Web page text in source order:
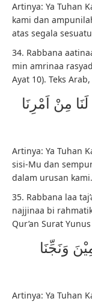
Artinya: Ya Tuhan
kami dan
atas segala
34. Rabbana
min amrinaa
Ayat 10). Teks Arab,
مِنْ اَمْرِنَا
Artinya: Ya Tuhan
sisi-Mu dan
dalam urusan kami.
35. Rabbana laa
najjinaa bi
Qur’an Surat
وَنَجِّنَا
Artinya: Ya Tuhan